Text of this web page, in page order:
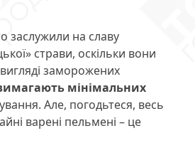
заслужили на славу
страви, оскільки вони
заморожених
мінімальних
Але, погодьтеся, весь
варені пельмені – це